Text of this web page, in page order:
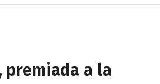
premiada a la